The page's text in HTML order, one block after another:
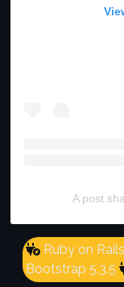
A post
Ruby on
Bootstrap 5.3.5